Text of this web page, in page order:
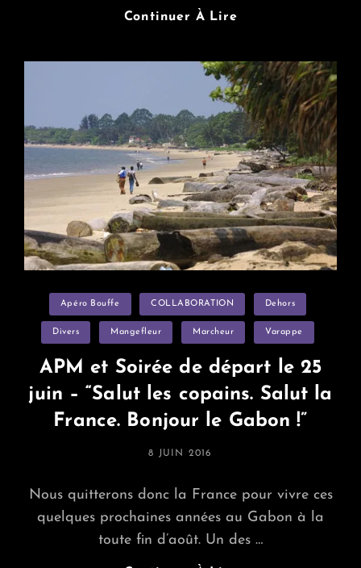
Continuer À LirePiles
À
Donner
(27A/MN27
Et
23A/MN21)
Categories
Apéro Bouffe COLLABORATION Dehors
Divers Mangefleur Marcheur Varappe
APM et Soirée de départ le 25
juin – “Salut les copains. Salut la
France. Bonjour le Gabon !”
POSTED
8 JUIN 2016
Nous quitterons donc la France pour vivre ces
quelques prochaines années au Gabon à la
toute fin d’août. Un des …